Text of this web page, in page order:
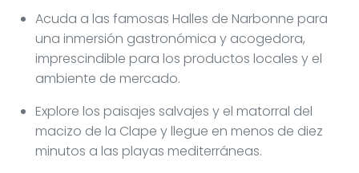
Acuda a las famosas Halles de Narbonne para
una inmersión gastronómica y acogedora,
imprescindible para los productos locales y el
ambiente de mercado.
Explore los paisajes salvajes y el matorral del
macizo de la Clape y llegue en menos de diez
minutos a las playas mediterráneas.